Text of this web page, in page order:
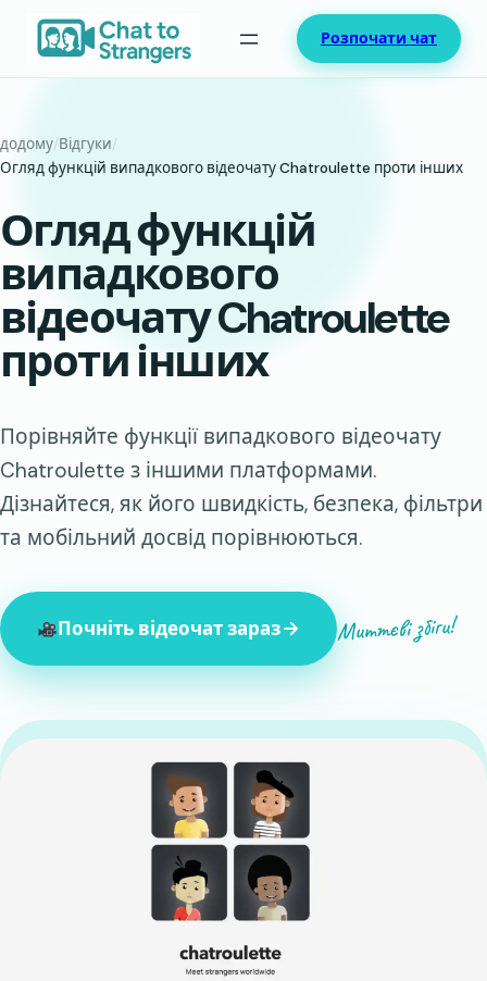
Перейти
Розпочати чат
додому/Відгуки/
Огляд функцій випадкового відеочату Chatroulette проти інших
Огляд функцій
випадкового
відеочату Chatroulette
проти інших
Порівняйте функції випадкового відеочату
Chatroulette з іншими платформами.
Дізнайтеся, як його швидкість, безпека, фільтри
та мобільний досвід порівнюються.
Почніть відеочат зараз Миттєві збіги!